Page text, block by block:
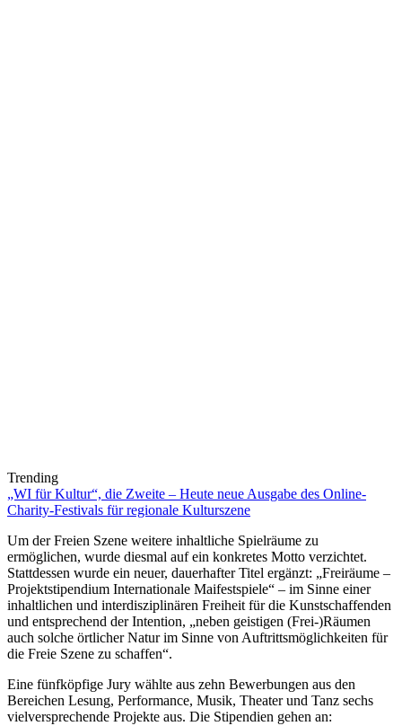
Trending
„WI für Kultur“, die Zweite – Heute neue Ausgabe des Online-
Charity-Festivals für regionale Kulturszene
Um der Freien Szene weitere inhaltliche Spielräume zu
ermöglichen, wurde diesmal auf ein konkretes Motto verzichtet.
Stattdessen wurde ein neuer, dauerhafter Titel ergänzt: „Freiräume –
Projektstipendium Internationale Maifestspiele“ – im Sinne einer
inhaltlichen und interdisziplinären Freiheit für die Kunstschaffenden
und entsprechend der Intention, „neben geistigen (Frei-)Räumen
auch solche örtlicher Natur im Sinne von Auftrittsmöglichkeiten für
die Freie Szene zu schaffen“.
Eine fünfköpfige Jury wählte aus zehn Bewerbungen aus den
Bereichen Lesung, Performance, Musik, Theater und Tanz sechs
vielversprechende Projekte aus. Die Stipendien gehen an: